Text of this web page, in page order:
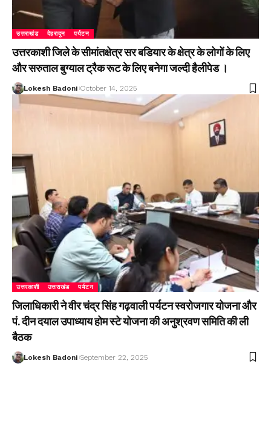
उत्तराखंड देहरादून पर्यटन
उत्तरकाशी जिले के सीमांतक्षेत्र सर बडियार के क्षेत्र के लोगों के लिए
और सरुताल बुग्याल ट्रैक रूट के लिए बनेगा जल्दी हैलीपेड ।
Lokesh Badoni October 14, 2025
उत्तरकाशी उत्तराखंड पर्यटन
जिलाधिकारी ने वीर चंद्र सिंह गढ़वाली पर्यटन स्वरोजगार योजना और
पं. दीन दयाल उपाध्याय होम स्टे योजना की अनुश्रवण समिति की ली
बैठक
Lokesh Badoni September 22, 2025